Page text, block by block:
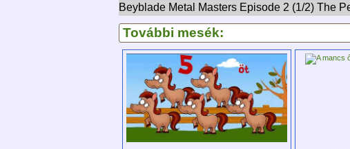
Beyblade Metal Masters Episode 2 (1/2) The
További mesék: